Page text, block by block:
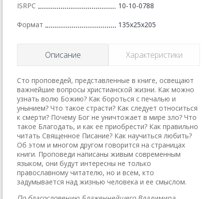
ISRPC 10-10-0788
Формат 135x25x205
Описание Характеристики
Сто проповедей, представленные в книге, освещают
важнейшие вопросы христианской жизни. Как можно
узнать волю Божию? Как бороться с печалью и
унынием? Что такое страсти? Как следует относиться
к смерти? Почему Бог не уничтожает в мире зло? Что
такое Благодать, и как ее приобрести? Как правильно
читать Священное Писание? Как научиться любить?
Об этом и многом другом говорится на страницах
книги. Проповеди написаны живым современным
языком, они будут интересны не только
православному читателю, но и всем, кто
задумывается над жизнью человека и ее смыслом.